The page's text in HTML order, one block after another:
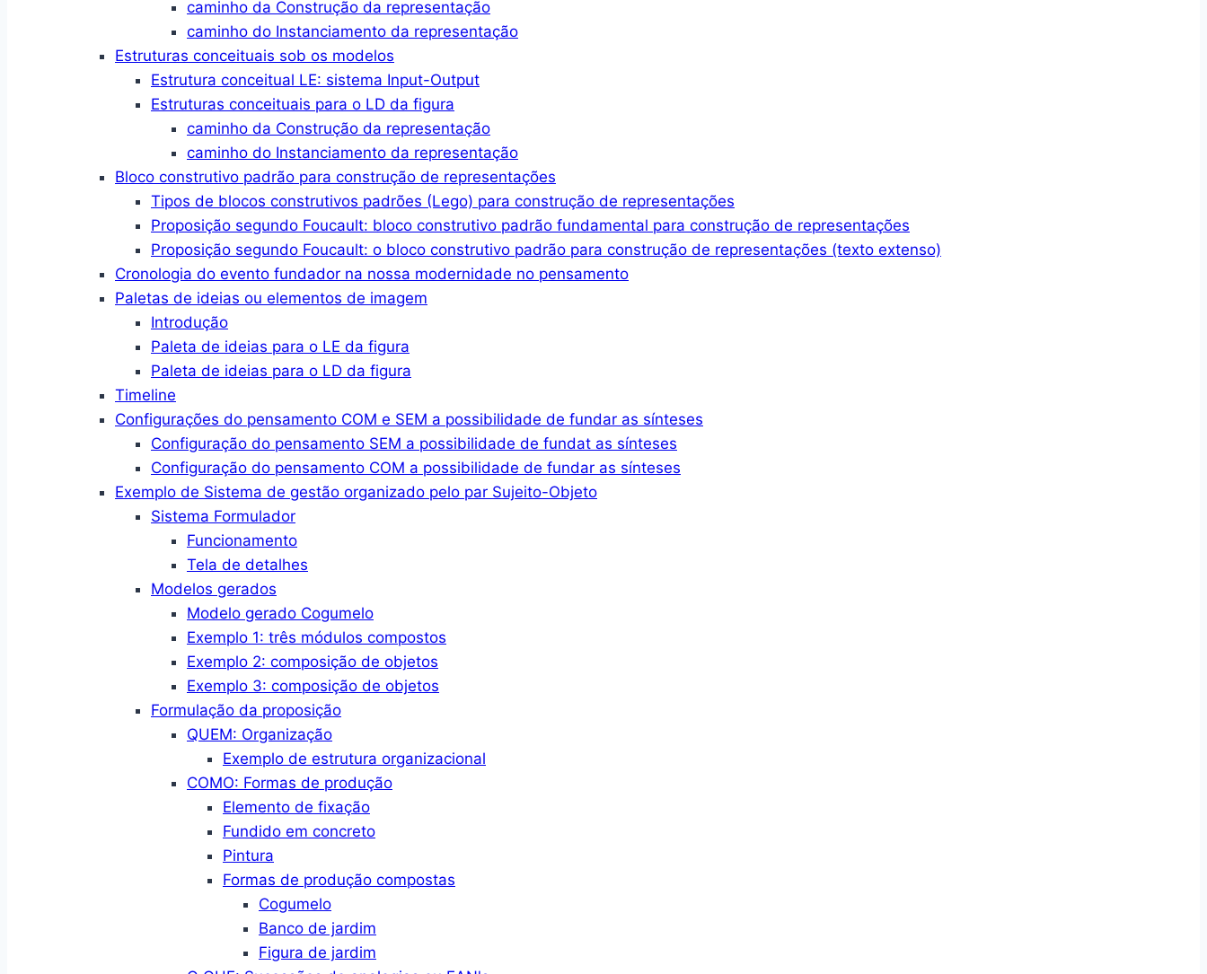
caminho da Construção da representação
caminho do Instanciamento da representação
Estruturas conceituais sob os modelos
Estrutura conceitual LE: sistema Input-Output
Estruturas conceituais para o LD da figura
caminho da Construção da representação
caminho do Instanciamento da representação
Bloco construtivo padrão para construção de representações
Tipos de blocos construtivos padrões (Lego) para construção de representações
Proposição segundo Foucault: bloco construtivo padrão fundamental para construção de representações
Proposição segundo Foucault: o bloco construtivo padrão para construção de representações (texto extenso)
Cronologia do evento fundador na nossa modernidade no pensamento
Paletas de ideias ou elementos de imagem
Introdução
Paleta de ideias para o LE da figura
Paleta de ideias para o LD da figura
Timeline
Configurações do pensamento COM e SEM a possibilidade de fundar as sínteses
Configuração do pensamento SEM a possibilidade de fundat as sínteses
Configuração do pensamento COM a possibilidade de fundar as sínteses
Exemplo de Sistema de gestão organizado pelo par Sujeito-Objeto
Sistema Formulador
Funcionamento
Tela de detalhes
Modelos gerados
Modelo gerado Cogumelo
Exemplo 1: três módulos compostos
Exemplo 2: composição de objetos
Exemplo 3: composição de objetos
Formulação da proposição
QUEM: Organização
Exemplo de estrutura organizacional
COMO: Formas de produção
Elemento de fixação
Fundido em concreto
Pintura
Formas de produção compostas
Cogumelo
Banco de jardim
Figura de jardim